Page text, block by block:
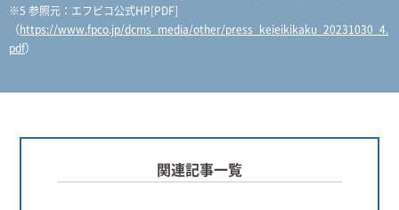
※5 参照元：エフピコ公式HP[PDF]
（https://www.fpco.jp/dcms_media/other/press_keieikikaku_20231030_4.
pdf）
関連記事一覧